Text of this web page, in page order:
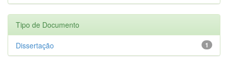
Tipo de Documento
1
Dissertação